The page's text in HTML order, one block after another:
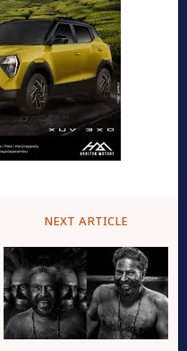
NEXT ARTICLE